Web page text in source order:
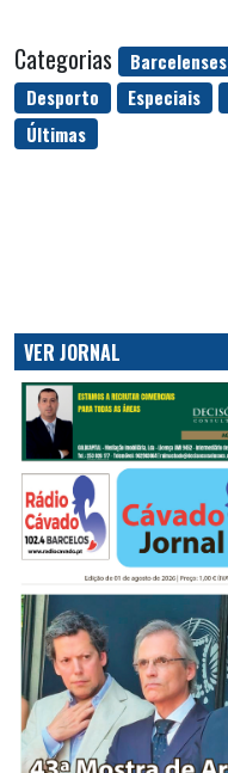
Categorias Barcelenses
Desporto
Especiais
Últimas
VER JORNAL